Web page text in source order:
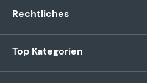
Rechtliches
Top Kategorien